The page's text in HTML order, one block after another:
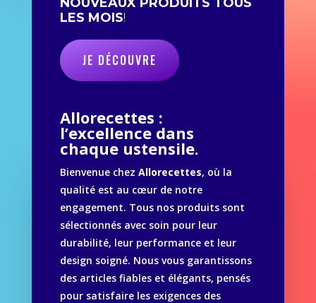
LES MOIS!
JE DÉCOUVRE
Allorecettes :
l’excellence dans
chaque ustensile.
Bienvenue chez Allorecettes, où la
qualité est au cœur de notre
engagement. Tous nos produits sont
sélectionnés avec soin pour leur
durabilité, leur performance et leur
design soigné. Nous vous garantissons
des articles fiables et élégants, pensés
pour satisfaire les exigences des